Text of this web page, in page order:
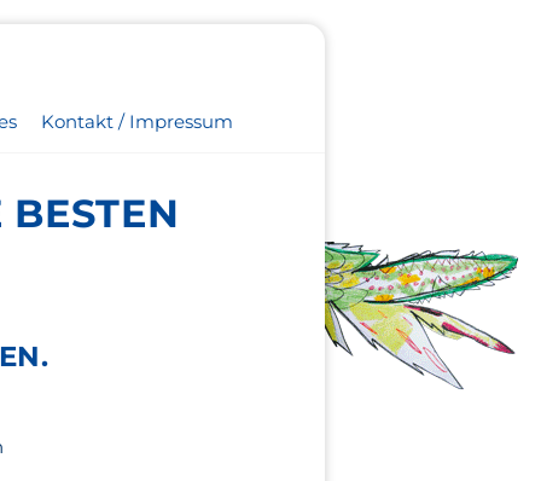
Kontakt / Impressum